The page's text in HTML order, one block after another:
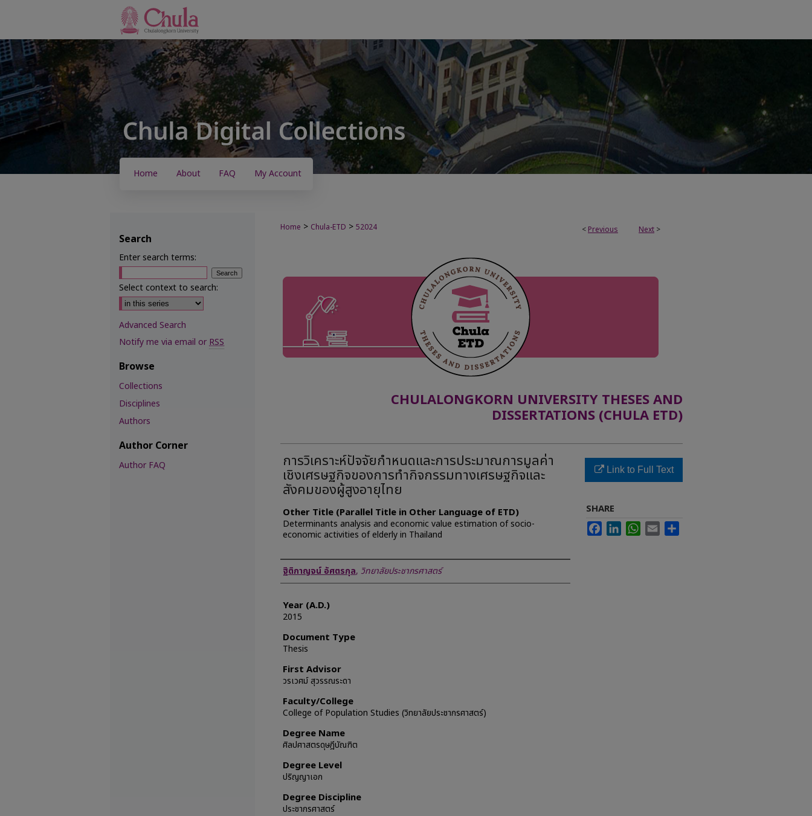
Home About FAQ My Account
< Previous Next >
Home > Chula-ETD > 52024
CHULALONGKORN UNIVERSITY THESES AND
DISSERTATIONS (CHULA ETD)
การวิเคราะห์ปัจจัยกำหนดและการประมาณการมูลค่า
เชิงเศรษฐกิจของการทำกิจกรรมทางเศรษฐกิจและ
สังคมของผู้สูงอายุไทย
Other Title (Parallel Title in Other Language of ETD)
Determinants analysis and economic value estimation of socio-
economic activities of elderly in Thailand
Author
ฐิติกาญจน์ อัศตรกุล, วิทยาลัยประชากรศาสตร์
Year (A.D.)
2015
Document Type
Thesis
First Advisor
วรเวศม์ สุวรรณระดา
Faculty/College
College of Population Studies (วิทยาลัยประชากรศาสตร์)
Degree Name
ศิลปศาสตรดุษฎีบัณฑิต
Degree Level
ปริญญาเอก
Degree Discipline
ประชากรศาสตร์
Link to Full Text
SHARE
FacebookLinkedInWhatsApp
Email
Search
Enter search terms:
Select context to search:
Advanced Search
Notify me via email orRSS
Browse
Collections
Disciplines
Authors
Author Corner
Author FAQ